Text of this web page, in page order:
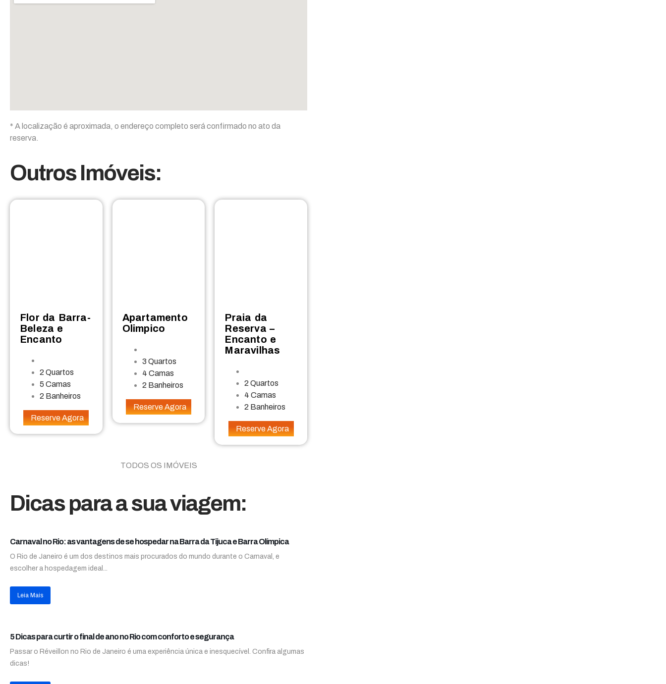
* A localização é aproximada, o endereço completo será confirmado no ato da
reserva.
Outros Imóveis:
Flor da Barra-
Beleza e
Encanto
2 Quartos
5 Camas
2 Banheiros
Reserve Agora
Apartamento
Olimpico
3 Quartos
4 Camas
2 Banheiros
Reserve Agora
Praia da
Reserva –
Encanto e
Maravilhas
2 Quartos
4 Camas
2 Banheiros
Reserve Agora
TODOS OS IMÓVEIS
Dicas para a sua viagem:
Carnaval no Rio: as vantagens de se hospedar na Barra da Tijuca e Barra Olímpica
O Rio de Janeiro é um dos destinos mais procurados do mundo durante o Carnaval, e
escolher a hospedagem ideal...
Leia Mais
5 Dicas para curtir o final de ano no Rio com conforto e segurança
Passar o Réveillon no Rio de Janeiro é uma experiência única e inesquecível. Confira algumas
dicas!